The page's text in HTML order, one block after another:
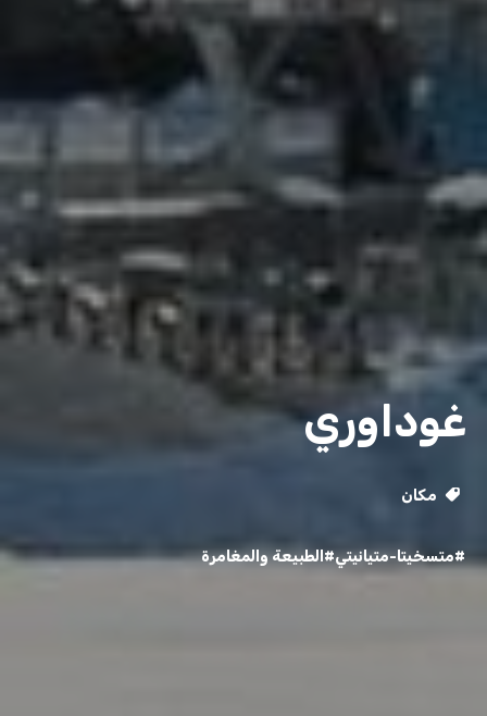
غوداوري
مكان
#متسخيتا-متيانيتي#الطبيعة والمغامرة